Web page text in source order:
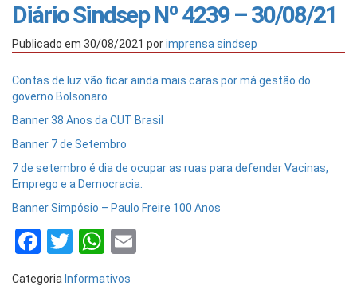
Diário Sindsep Nº 4239 – 30/08/21
Publicado em 30/08/2021 porimprensa sindsep
Contas de luz vão ficar ainda mais caras por má gestão do
governo Bolsonaro
Banner 38 Anos da CUT Brasil
Banner 7 de Setembro
7 de setembro é dia de ocupar as ruas para defender Vacinas,
Emprego e a Democracia.
Banner Simpósio – Paulo Freire 100 Anos
Facebook
TwitterWhatsApp
Categoria Informativos